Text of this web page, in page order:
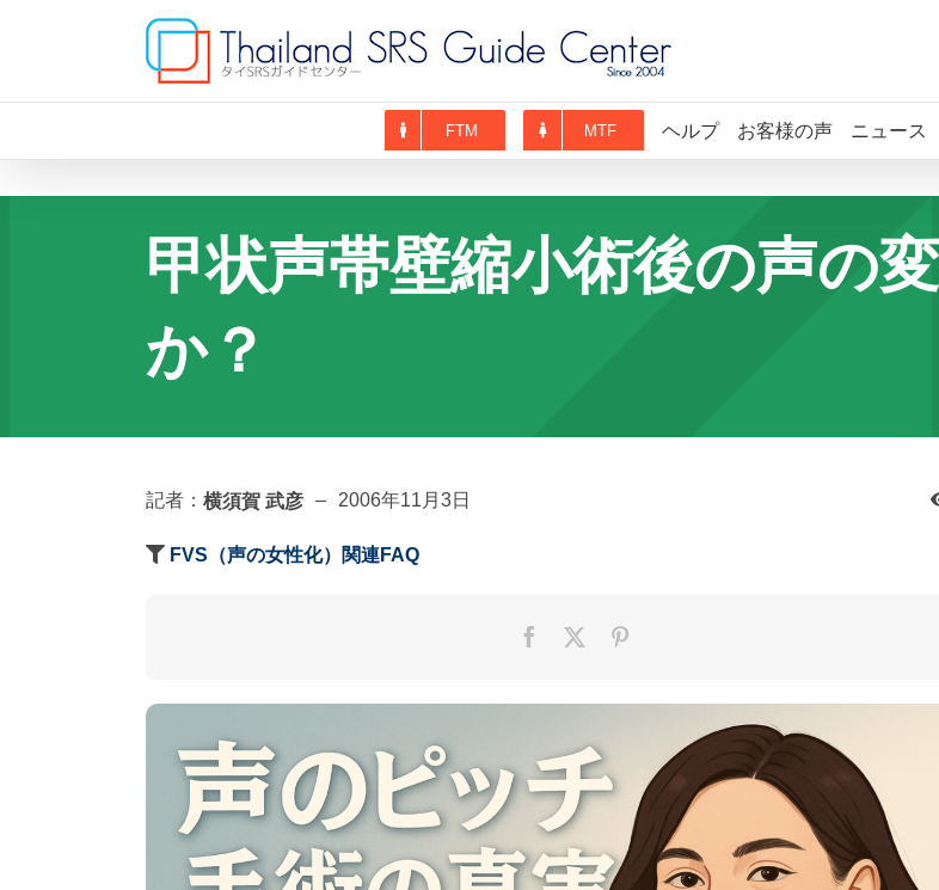
FTM MTF ヘルプ お客様の声 ニュース
甲状声帯壁縮小術後の声の
か？
記者： 横須賀 武彦 – 2006年11月3日
FVS（声の女性化）関連FAQ